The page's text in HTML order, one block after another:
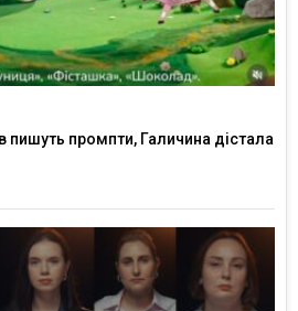
пишуть промпти, Галичина дістала